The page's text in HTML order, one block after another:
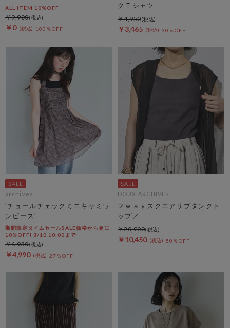
ALL ITEM 10%OFF
￥0 100％OFF
￥9,900
クＴシャツ
￥3,465 30％OFF
￥4,950
archives
’チュールチェックミニキャミワ
ンピース’
期間限定タイムセールSALE価格から更に
10%OFF! 8/10 10:00まで
￥4,990 27％OFF
￥6,930
DOUX ARCHIVES
２ｗａｙスクエアリブタンクト
ップ／
￥10,450 50％OFF
￥20,900